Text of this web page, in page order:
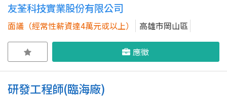
友荃科技實業股份有限公司
面議（經常性薪資達4萬元或以上） 高雄市岡山區
應徵
研發工程師(臨海廠)